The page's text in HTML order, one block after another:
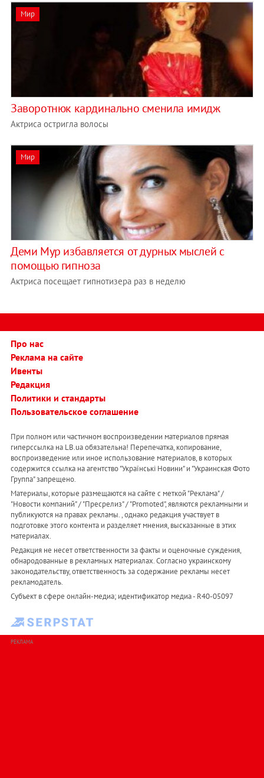
Мир
Заворотнюк кардинально сменила имидж
Актриса остригла волосы
Мир
Деми Мур избавляется от дурных мыслей с
помощью гипноза
Актриса посещает гипнотизера раз в неделю
Про нас
Реклама на сайте
Ивенты
Редакция
Политики и стандарты
Пользовательское соглашение
При полном или частичном воспроизведении материалов прямая
гиперссылка на LB.ua обязательна! Перепечатка, копирование,
воспроизведение или иное использование материалов, в которых
содержится ссылка на агентство "Українськi Новини" и "Украинская Фото
Группа" запрещено.
Материалы, которые размещаются на сайте с меткой "Реклама" /
"Новости компаний" / "Пресрелиз" / "Promoted", являются рекламными и
публикуются на правах рекламы. , однако редакция участвует в
подготовке этого контента и разделяет мнения, высказанные в этих
материалах.
Редакция не несет ответственности за факты и оценочные суждения,
обнародованные в рекламных материалах. Согласно украинскому
законодательству, ответственность за содержание рекламы несет
рекламодатель.
Субъект в сфере онлайн-медиа; идентификатор медиа - R40-05097
РЕКЛАМА